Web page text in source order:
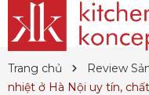
SALE TIN TỨC
QUAY LẠI
Nồi
QUAY LẠI
Dao
QUAY LẠI
Tô, Chén, Dĩa
QUAY LẠI
Dụng Cụ Nhà Bếp
QUAY LẠI
Dụng Cụ Làm Pasta
QUAY LẠI
Ly Pha Lê
QUAY LẠI
Đầu Rót
QUAY LẠI
Sản Phẩm Cho Bé
Trang chủ Review
nhiệt ở Hà Nội uy tín,